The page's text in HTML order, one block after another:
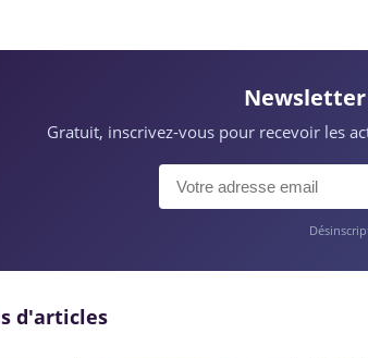
Gratuit, inscrivez-vous pour recevoir les
d'articles